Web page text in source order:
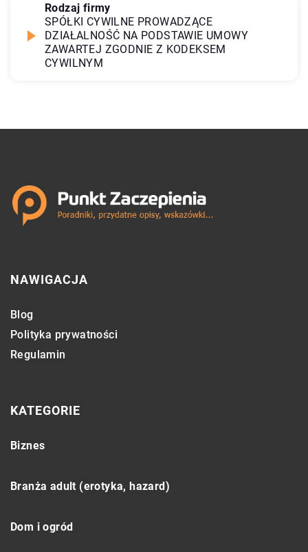
Rodzaj firmy
SPÓŁKI CYWILNE PROWADZĄCE
DZIAŁALNOŚĆ NA PODSTAWIE UMOWY
ZAWARTEJ ZGODNIE Z KODEKSEM
CYWILNYM
NAWIGACJA
Blog
Polityka prywatności
Regulamin
KATEGORIE
Biznes
Branża adult (erotyka, hazard)
Dom i ogród